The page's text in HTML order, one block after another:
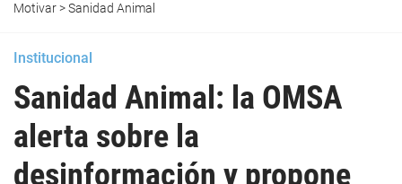
Motivar>Sanidad Animal
Institucional
Sanidad Animal: la OMSA
alerta sobre la
desinformación y propone